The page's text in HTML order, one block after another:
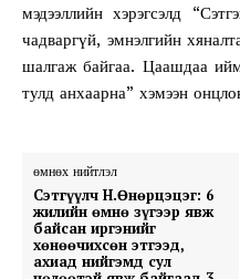
мэдээллийн хэрэгсэлд
чадваргүй, эмнэлгийн
шалгаж байгаа. Цаашдаа
тулд анхаарна” хэмээн
өмнөх нийтлэл
Сэтгүүлч Н.Өнөрцэцэг: 6
жилийн өмнө зүгээр явж
байсан иргэнийг
хөнөөчихсөн этгээд,
ахиад нийгэмд сул